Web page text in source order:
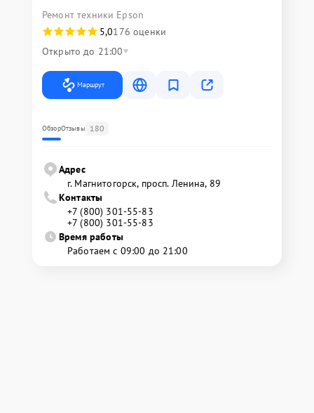
Ремонт техники Epson
5,0176 оценки
Открыто до 21:00
Маршрут
ОбзорОтзывы 180
Адрес
г. Магнитогорск, просп. Ленина, 89
Контакты
+7 (800) 301-55-83
+7 (800) 301-55-83
Время работы
Работаем с 09:00 до 21:00